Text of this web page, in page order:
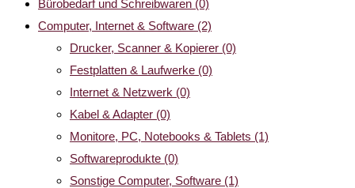
Bürobedarf und Schreibwaren (0)
Computer, Internet & Software (2)
Drucker, Scanner & Kopierer (0)
Festplatten & Laufwerke (0)
Internet & Netzwerk (0)
Kabel & Adapter (0)
Monitore, PC, Notebooks & Tablets (1)
Softwareprodukte (0)
Sonstige Computer, Software (1)